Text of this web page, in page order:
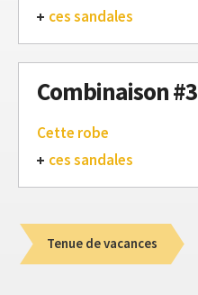
ces sandales
Combinaison #3
Cette robe
ces sandales
Tenue de vacances